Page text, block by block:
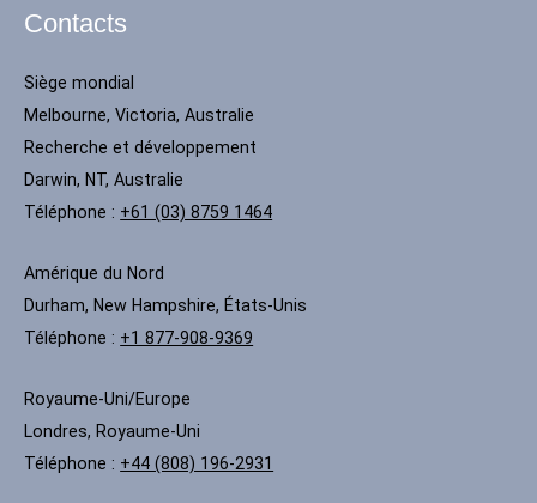
Contacts
Siège mondial
Melbourne, Victoria, Australie
Recherche et développement
Darwin, NT, Australie
Téléphone : +61 (03) 8759 1464
Amérique du Nord
Durham, New Hampshire, États-Unis
Téléphone : +1 877-908-9369
Royaume-Uni/Europe
Londres, Royaume-Uni
Téléphone : +44 (808) 196-2931